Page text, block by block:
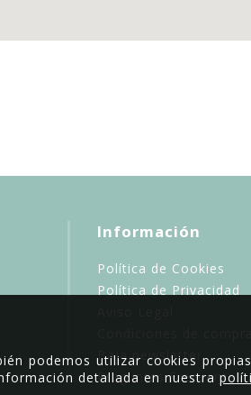
Información
Política de Cookies
Política de Privacidad
Baja newsletter
Preguntas Frecuentes
podemos utilizar cookies
detallada en nuestra